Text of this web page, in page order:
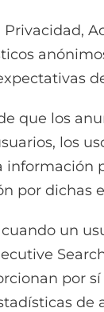
que los
los
por dichas
un
por